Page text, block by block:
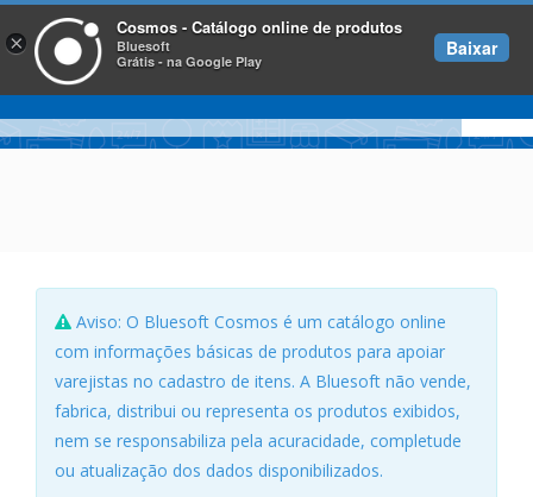
Aviso: O Bluesoft Cosmos é um catálogo online
com informações básicas de produtos para apoiar
varejistas no cadastro de itens. A Bluesoft não vende,
fabrica, distribui ou representa os produtos exibidos,
nem se responsabiliza pela acuracidade, completude
ou atualização dos dados disponibilizados.
×
Cosmos - Catálogo online de produtos
Bluesoft
Grátis - na Google Play
Baixar